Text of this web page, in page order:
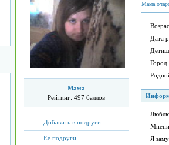
Мама
Рейтинг: 497 баллов
Добавить в подруги
Ее подруги
Мама
Дата
Город
Я